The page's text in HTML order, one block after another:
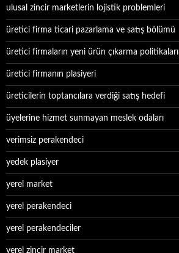
ulusal zincir marketlerin lojistik problemleri
üretici firma ticari pazarlama ve satış bölümü
üretici firmaların yeni ürün çıkarma politikaları
üretici firmanın plasiyeri
üreticilerin toptancılara verdiği satış hedefi
üyelerine hizmet sunmayan meslek odaları
verimsiz perakendeci
yedek plasiyer
yerel market
yerel perakendeci
yerel perakendeciler
yerel zincir market